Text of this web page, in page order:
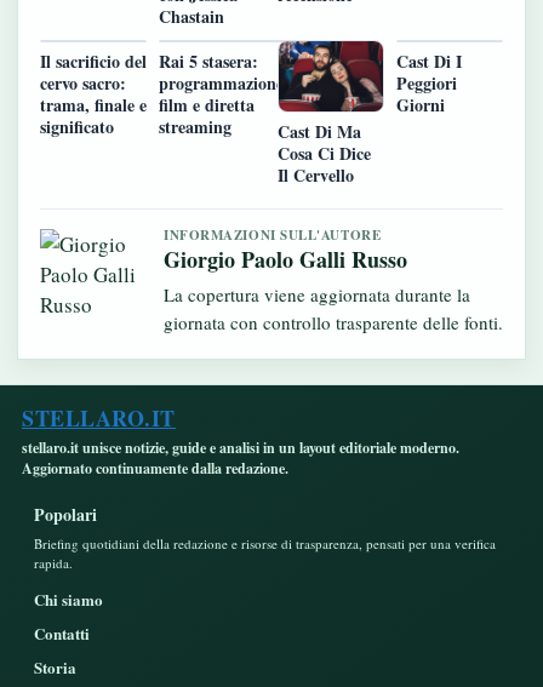
Chastain
Il sacrificio del
cervo sacro:
trama, finale e
significato
Rai 5 stasera:
programmazione,
film e diretta
streaming
Cast Di Ma
Cosa Ci Dice
Il Cervello
Cast Di I
Peggiori
Giorni
INFORMAZIONI SULL'AUTORE
Giorgio Paolo Galli Russo
La copertura viene aggiornata durante la
giornata con controllo trasparente delle fonti.
STELLARO.IT
stellaro.it unisce notizie, guide e analisi in un layout editoriale moderno.
Aggiornato continuamente dalla redazione.
Popolari
Briefing quotidiani della redazione e risorse di trasparenza, pensati per una verifica
rapida.
Chi siamo
Contatti
Storia